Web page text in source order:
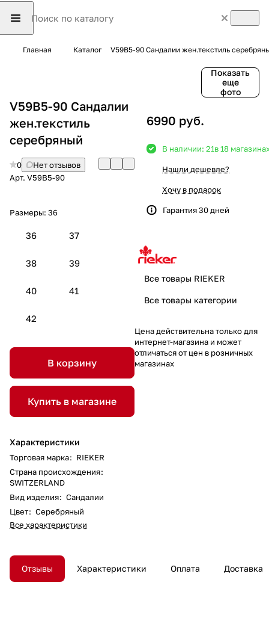
Главная Каталог V59B5-90 Сандалии жен.текстиль
Показать
еще
фото
V59B5-90 Сандалии
жен.текстиль
серебряный
0
Нет отзывов
Арт. V59B5-90
Размеры: 36
36 37
38 39
40 41
42
В корзину
Купить в магазине
Характеристики
Торговая марка: RIEKER
Страна происхождения:
SWITZERLAND
Вид изделия: Сандалии
Цвет: Серебряный
Все характеристики
6990 руб.
В наличии: 21в 18
Нашли дешевле?
Хочу в подарок
Гарантия 30 дней
Все товары RIEKER
Все товары категории
Цена действительна только для
интернет-магазина и может
отличаться от цен в розничных
магазинах
Отзывы Характеристики Оплата Доставка